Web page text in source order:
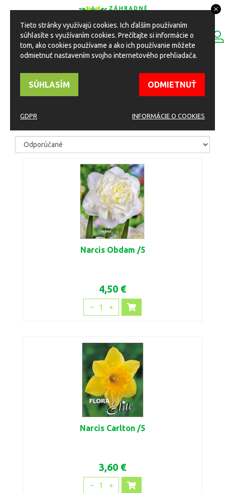
Toggle
navigation
ESHOP
CIBUĽOVINY
Narcis Obdam /5
4,50 €
1
Narcis Carlton /5
3,60 €
1
Tieto stránky využívajú cookies. Ich ďalším používaním
súhlasíte s využívaním cookies. Prečítajte si informácie o
tom, ako cookies používame a ako ich používanie môžete
odmietnuť nastavením svojho internetového prehliadača.
SÚHLASÍM ODMIETNUŤ
GDPR INFORMÁCIE O COOKIES